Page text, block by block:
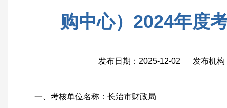
购中心）2024年度
发布日期：2025-12-02 发布机构
一、考核单位名称：长治市财政局